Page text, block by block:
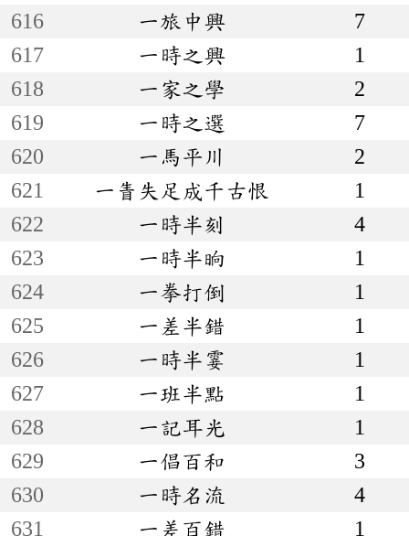
616
一旅中興
7
617
一時之興
1
618
一家之學
2
619
一時之選
7
620
一馬平川
2
621
一眚失足成千古恨
1
622
一時半刻
4
623
一時半晌
1
624
一拳打倒
1
625
一差半錯
1
626
一時半霎
1
627
一班半點
1
628
一記耳光
1
629
一倡百和
3
630
一時名流
4
631
一差百錯 1